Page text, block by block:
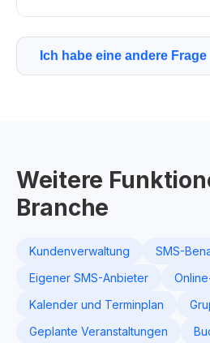
Ich habe eine andere Frage
Weitere
Branche
Kundenverwaltung
SMS-
Eigener SMS-Anbieter
Kalender und Terminplan
Geplante Veranstaltungen